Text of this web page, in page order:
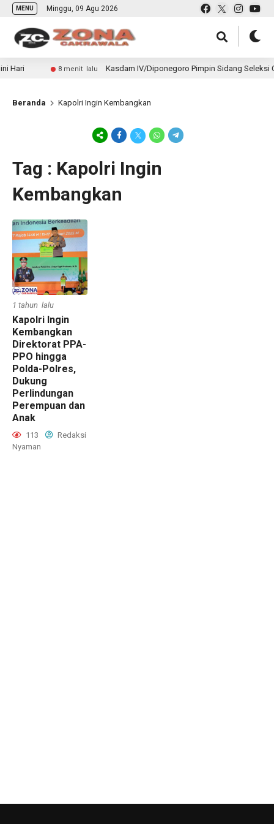
MENU Minggu, 09 Agu 2026
Hari 8 menit lalu Kasdam IV/Diponegoro Pimpin Sidang Seleksi
Beranda Kapolri Ingin Kembangkan
Tag : Kapolri Ingin
Kembangkan
1 tahun lalu
Kapolri Ingin
Kembangkan
Direktorat PPA-
PPO hingga
Polda-Polres,
Dukung
Perlindungan
Perempuan dan
Anak
113
Redaksi
Nyaman